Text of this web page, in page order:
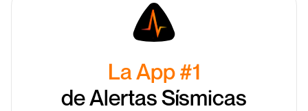
La App #1
de Alertas Sísmicas